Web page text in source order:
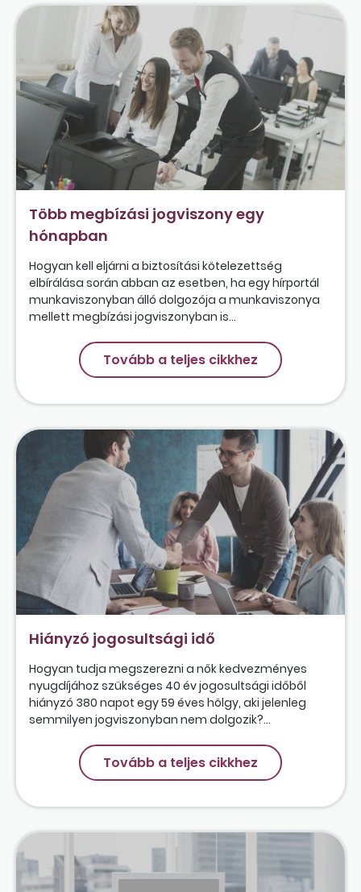
Több megbízási jogviszony egy
hónapban
Hogyan kell eljárni a biztosítási kötelezettség
elbírálása során abban az esetben, ha egy hírportál
munkaviszonyban álló dolgozója a munkaviszonya
mellett megbízási jogviszonyban is...
Tovább a teljes cikkhez
Hiányzó jogosultsági idő
Hogyan tudja megszerezni a nők kedvezményes
nyugdíjához szükséges 40 év jogosultsági időből
hiányzó 380 napot egy 59 éves hölgy, aki jelenleg
semmilyen jogviszonyban nem dolgozik?...
Tovább a teljes cikkhez